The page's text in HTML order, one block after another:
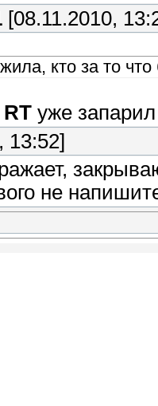
[08.11.2010,
кто за то
RT уже
13:52]
не